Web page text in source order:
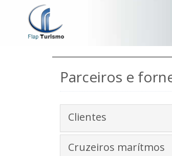
Parceiros e
Clientes
Cruzeiros marítmos